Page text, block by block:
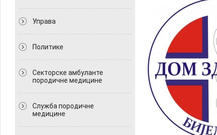
Управа
Политикe
Секторске амбуланте
породичне медицине
Служба породичне
медицине